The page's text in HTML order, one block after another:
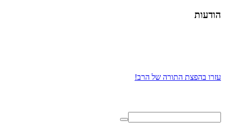
הודעות
עזרו בהפצת התורה של הרב!